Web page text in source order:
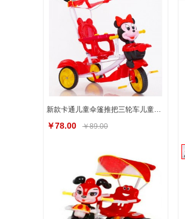
新款卡通儿童伞篷推把三轮车儿童三轮车带蓬1-3-6岁卡通三轮车
￥78.00 ￥89.00